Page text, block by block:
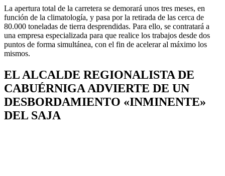
La apertura total de la carretera se demorará unos tres meses, en
función de la climatología, y pasa por la retirada de las cerca de
80.000 toneladas de tierra desprendidas. Para ello, se contratará a
una empresa especializada para que realice los trabajos desde dos
puntos de forma simultánea, con el fin de acelerar al máximo los
mismos.
EL ALCALDE REGIONALISTA DE
CABUÉRNIGA ADVIERTE DE UN
DESBORDAMIENTO «INMINENTE»
DEL SAJA